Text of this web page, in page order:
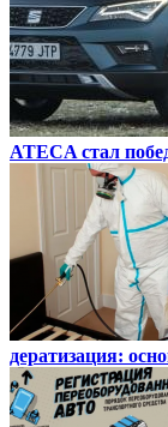
ATECA стал
дератизация: